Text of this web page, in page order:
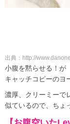
出典：http://
小腹を黙らせる！が
キャッチコピーのヨ
濃厚、クリーミーで
似ているので、ち